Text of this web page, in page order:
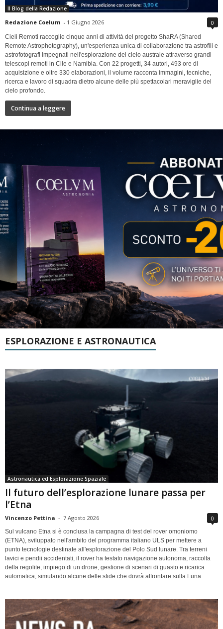
Il Blog della Redazione
Redazione Coelum - 1 Giugno 2026 0
Cieli Remoti raccoglie cinque anni di attività del progetto ShaRA (Shared
Remote Astrophotography), un'esperienza unica di collaborazione tra astrofili e
astrofotografi impegnati nell'esplorazione del cielo australe attraverso grandi
telescopi remoti in Cile e Namibia. Con 22 progetti, 34 autori, 493 ore di
acquisizione e oltre 330 elaborazioni, il volume racconta immagini, tecniche,
ricerca e lavoro di squadra dietro alcune delle più spettacolari meraviglie del
cielo profondo.
Continua a leggere
ESPLORAZIONE E ASTRONAUTICA
Astronautica ed Esplorazione Spaziale
Il futuro dell’esplorazione lunare passa per
l’Etna
Vincenzo Pettina - 7 Agosto 2026 0
Sul vulcano Etna si è conclusa la campagna di test del rover omoniomo
(ETNA), sviluppato nell'ambito del programma italiano ULS per mettere a
punto tecnologie destinate all'esplorazione del Polo Sud lunare. Tra terreni
lavici e pendii accidentati, il rover ha testato navigazione autonoma, raccolta
della regolite, impiego di un drone, gestione di scenari di guasto e ricarica
automatica, simulando alcune delle sfide che dovrà affrontare sulla Luna